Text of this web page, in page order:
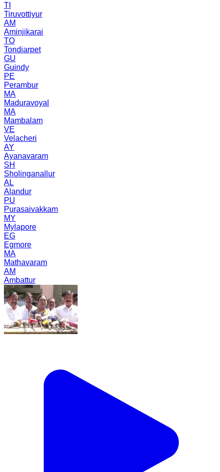
TI
Tiruvottiyur
AM
Aminjikarai
TO
Tondiarpet
GU
Guindy
PE
Perambur
MA
Maduravoyal
MA
Mambalam
VE
Velacheri
AY
Ayanavaram
SH
Sholinganallur
AL
Alandur
PU
Purasaivakkam
MY
Mylapore
EG
Egmore
MA
Mathavaram
AM
Ambattur